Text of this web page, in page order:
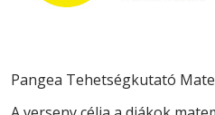
Pangea Tehetségkutató